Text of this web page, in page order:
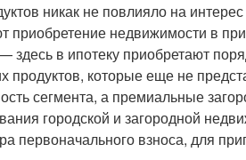
никак не повлияло на
приобретение недвижимости в
здесь в ипотеку приобретают
продуктов, которые еще не
сегмента, а премиальные
городской и загородной
первоначального взноса, для